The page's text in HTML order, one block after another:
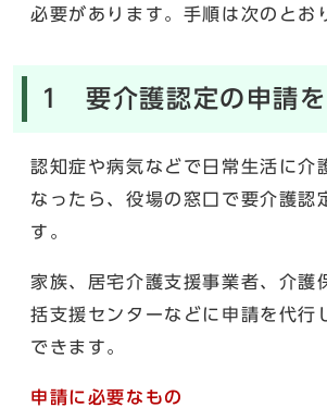
必要があります。手順は次のとお
1 要介護認定の申請を
認知症や病気などで日常生活に介
なったら、役場の窓口で要介護認
す。
家族、居宅介護支援事業者、介護
括支援センターなどに申請を代行
できます。
申請に必要なもの